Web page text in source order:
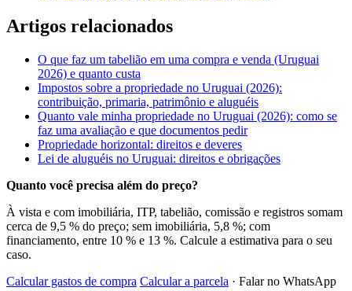
Artigos relacionados
O que faz um tabelião em uma compra e venda (Uruguai
2026) e quanto custa
Impostos sobre a propriedade no Uruguai (2026):
contribuição, primaria, patrimônio e aluguéis
Quanto vale minha propriedade no Uruguai (2026): como se
faz uma avaliação e que documentos pedir
Propriedade horizontal: direitos e deveres
Lei de aluguéis no Uruguai: direitos e obrigações
Quanto você precisa além do preço?
À vista e com imobiliária, ITP, tabelião, comissão e registros somam
cerca de 9,5 % do preço; sem imobiliária, 5,8 %; com
financiamento, entre 10 % e 13 %. Calcule a estimativa para o seu
caso.
Calcular gastos de compra Calcular a parcela · Falar no WhatsApp